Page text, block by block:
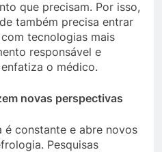
que precisam. Por isso,
também precisa entrar
tecnologias mais
responsável e
o médico.
novas perspectivas
é constante e abre novos
Pesquisas